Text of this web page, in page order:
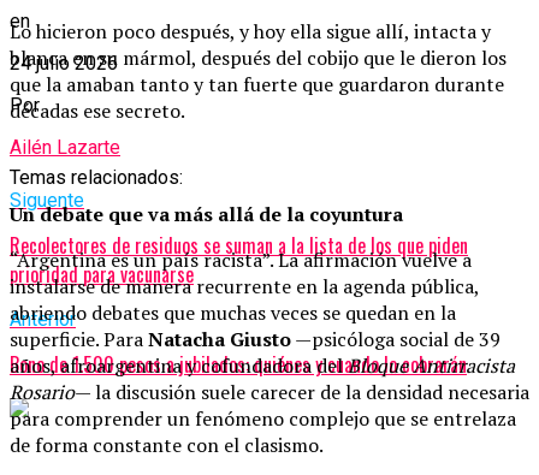
Lo hicieron poco después, y hoy ella sigue allí, intacta y
blanca en su mármol, después del cobijo que le dieron los
que la amaban tanto y tan fuerte que guardaron durante
décadas ese secreto.
Temas relacionados:
Siguente
Recolectores de residuos se suman a la lista de los que piden
prioridad para vacunarse
Anterior
Bono de 1.500 pesos a jubilados: quiénes y cuando lo cobrarán
en
24 julio 2026
Por
Ailén Lazarte
Un debate que va más allá de la coyuntura
“Argentina es un país racista”. La afirmación vuelve a
instalarse de manera recurrente en la agenda pública,
abriendo debates que muchas veces se quedan en la
superficie. ParaNatacha Giusto—psicóloga social de 39
años, afroargentina y cofundadora delBloque Antirracista
Rosario— la discusión suele carecer de la densidad necesaria
para comprender un fenómeno complejo que se entrelaza
de forma constante con el clasismo.